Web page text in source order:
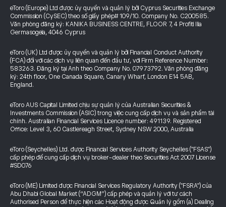
eToro (Europe) Ltd được ủy quyền và quản lý bởi Cyprus Securities Exchange
Commission (CySEC) theo số giấy phép# 109/10. Company No. C200585.
Văn phòng đăng ký: KANIKA BUSINESS CENTRE, FLOOR 7, 4 Profiti Ilia
Germasogeia, 4046 Cyprus
eToro (UK) Ltd được ủy quyền và quản lý bởi Financial Conduct Authority
(FCA) đối với các dịch vụ liên quan đến đầu tư, với Firm Reference Number:
583263. Đăng ký tại Anh theo Company No. 07973792. Văn phòng đăng
ký: 24th floor, One Canada Square, Canary Wharf, London E14 5AB,
England.
eToro AUS Capital Limited chịu sự quản lý của Australian Securities &
Investments Commission (ASIC) trong việc cung cấp dịch vụ và sản phẩm tài
chính. Australian Financial Services Licence number: 491139. Registered
Office: Level 3, 60 Castlereagh Street, Sydney NSW 2000, Australia
eToro (Seychelles) Ltd. được Financial Services Authority Seychelles ("FSAS")
cấp phép để cung cấp dịch vụ broker-dealer theo Securities Act 2007 License
#SD076
eToro (ME) Limited được Financial Services Regulatory Authority ("FSRA") của
Abu Dhabi Global Market (“ADGM”) cấp phép và quản lý với tư cách
Authorised Person để thực hiện các Hoạt động được Quản lý gồm (a) Dealing